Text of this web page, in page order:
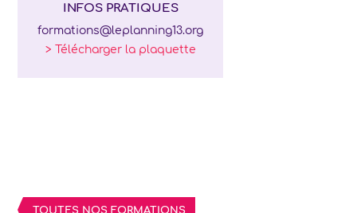
INFOS PRATIQUES
formations@leplanning13.org
> Télécharger la plaquette
TOUTES NOS FORMATIONS